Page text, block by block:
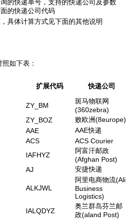
的快递单号，支持的快递公司及参数
的快递公司代码
具体计算方式见下面的其他说明
如下表：
扩展代码 快递公司
ZY_BM
斑马物联网
(360zebra)
ZY_BOZ
败欧洲(8europe)
AAE
AAE快递
ACS
ACS Courier
IAFHYZ
阿富汗邮政
(Afghan Post)
AJ 安捷快递
ALKJWL
阿里电商物流(Ali
Business
Logistics)
IALQDYZ
奥兰群岛芬兰邮
政(aland Post)